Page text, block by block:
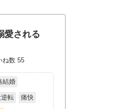
愛される
ね数 55
結婚
逆転 痛快